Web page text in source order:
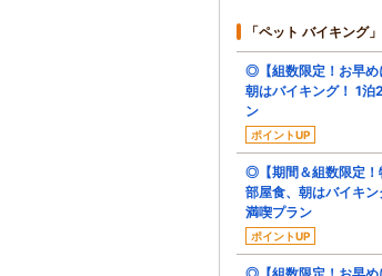
「ペット バイキング
◎【組数限定！お早め
朝はバイキング！ 1泊
ン
ポイントUP
◎【期間＆組数限定
部屋食、朝はバイキ
満喫プラン
ポイントUP